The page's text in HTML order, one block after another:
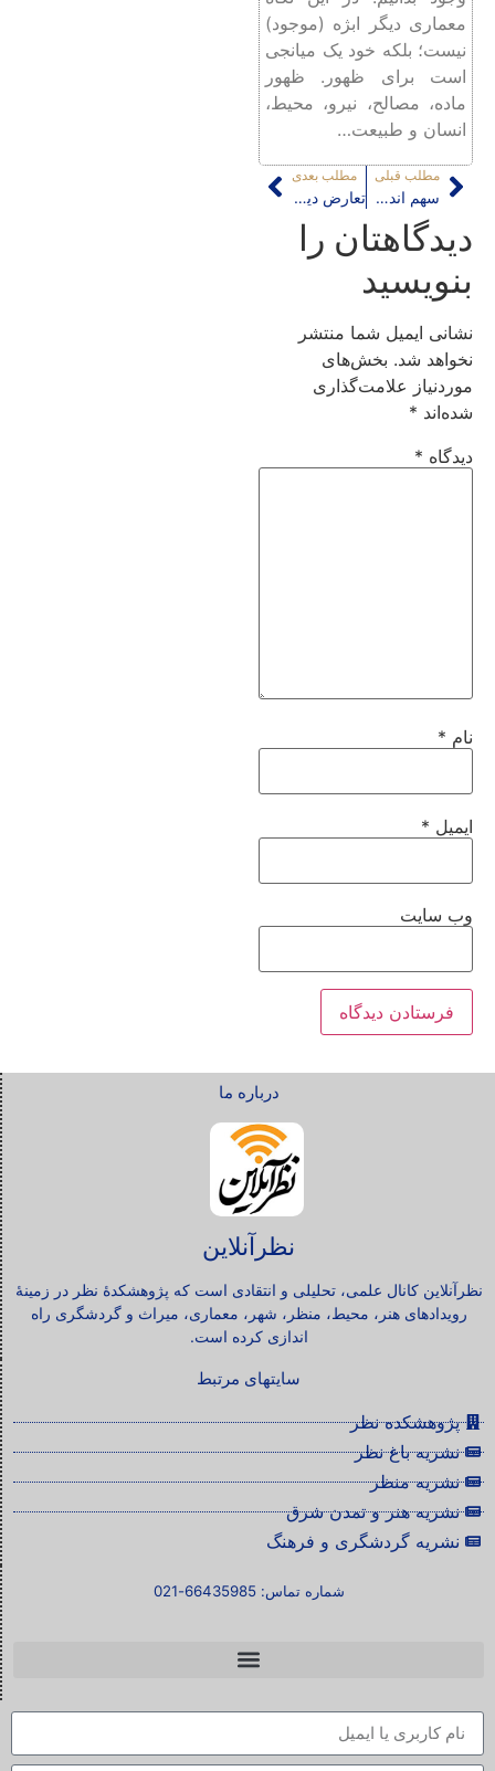
معماری دیگر ابژه (موجود)
نیست؛ بلکه خود یک میانجی
است برای ظهور. ظهور
ماده، مصالح، نیرو، محیط،
انسان و طبیعت…
مطلب قبلی
سهم اندک زنان دانشگاهی در کارآفرینی گردشگری
مطلب بعدی
تعارض دیدگاه مدیران و ساکنین محلی در توسعه حریم شاهچراغ
دیدگاهتان را
بنویسید
نشانی ایمیل شما منتشر
نخواهد شد. بخش‌های
موردنیاز علامت‌گذاری
شده‌اند *
دیدگاه *
نام *
ایمیل *
وب‌ سایت
درباره ما
نظرآنلاین
نظرآنلاین کانال علمی، تحلیلی و انتقادی است که پژوهشکدۀ نظر در زمینۀ
رویدادهای هنر، محیط، منظر، شهر، معماری، میراث و گردشگری راه
اندازی کرده است.
سایتهای مرتبط
پژوهشکده نظر
نشریه باغ نظر
نشریه منظر
نشریه هنر و تمدن شرق
نشریه گردشگری و فرهنگ
شماره تماس: 66435985-021